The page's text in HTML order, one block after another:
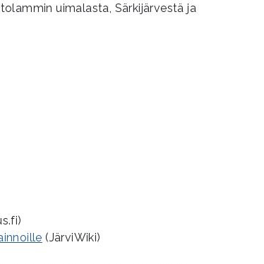
uimalasta, Särkijärvestä ja
(JärviWiki)